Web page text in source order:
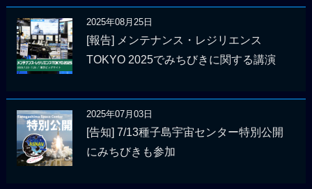
2025年08月25日
[報告] メンテナンス・レジリエンス
TOKYO 2025でみちびきに関する講演
2025年07月03日
[告知] 7/13種子島宇宙センター特別公開
にみちびきも参加